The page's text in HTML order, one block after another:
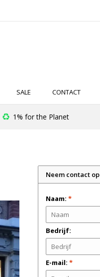
SALE CONTACT
1% for the Planet
Neem contact op
Naam: *
Bedrijf:
E-mail: *